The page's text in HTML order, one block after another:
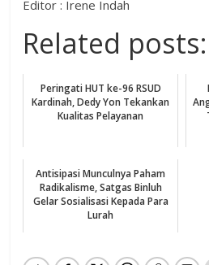
Editor : Irene Indah
Related posts:
Peringati HUT ke-96 RSUD
Kardinah, Dedy Yon Tekankan
Kualitas Pelayanan
Antisipasi Munculnya Paham
Radikalisme, Satgas Binluh
Gelar Sosialisasi Kepada Para
Lurah